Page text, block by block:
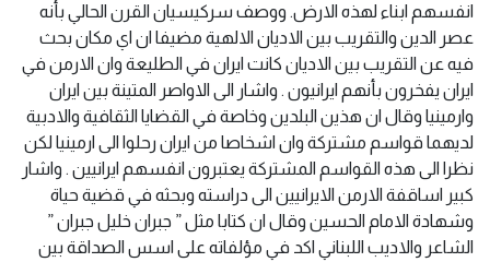
انفسهم ابناء لهذه الارض. ووصف سركيسيان القرن الحالي بأنه
عصر الدين والتقريب بين الاديان الالهية مضيفا ان اي مكان بحث
فيه عن التقريب بين الاديان كانت ايران في الطليعة وان الارمن في
ايران يفخرون بأنهم ايرانيون . واشار الى الاواصر المتينة بين ايران
وارمينيا وقال ان هذين البلدين وخاصة في القضايا الثقافية والادبية
لديهما قواسم مشتركة وان اشخاصا من ايران رحلوا الى ارمينيا لكن
نظرا الى هذه القواسم المشتركة يعتبرون انفسهم ايرانيين . واشار
كبير اساقفة الارمن الايرانيين الى دراسته وبحثه في قضية حياة
وشهادة الامام الحسين وقال ان كتابا مثل ” جبران خليل جبران ”
الشاعر والاديب اللبناني اكد في مؤلفاته على اسس الصداقة بين